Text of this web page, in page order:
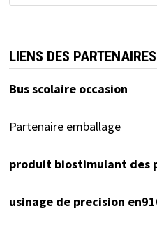
LIENS DES PARTENAIRES
Bus scolaire occasion
Partenaire emballage
produit biostimulant des
usinage de precision